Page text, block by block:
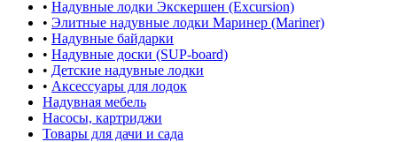
• Надувные лодки Экскершен (Excursion)
• Элитные надувные лодки Маринер (Mariner)
• Надувные байдарки
• Надувные доски (SUP-board)
• Детские надувные лодки
• Аксессуары для лодок
Надувная мебель
Насосы, картриджи
Товары для дачи и сада